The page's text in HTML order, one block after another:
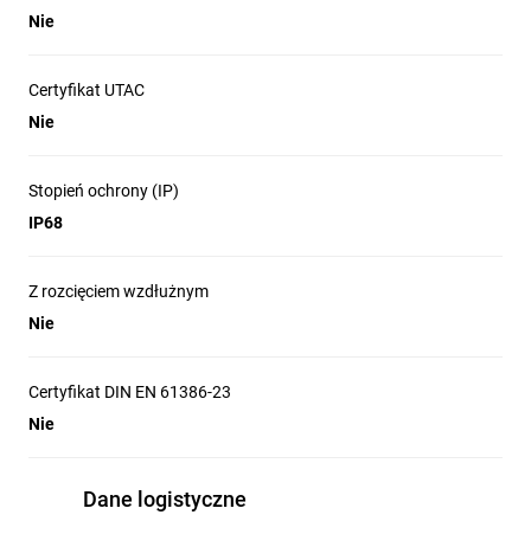
Nie
Certyfikat UTAC
Nie
Stopień ochrony (IP)
IP68
Z rozcięciem wzdłużnym
Nie
Certyfikat DIN EN 61386-23
Nie
Dane logistyczne